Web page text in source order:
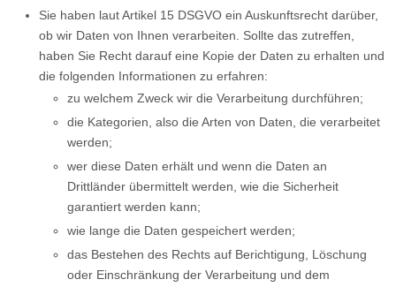
Sie haben laut Artikel 15 DSGVO ein Auskunftsrecht darüber,
ob wir Daten von Ihnen verarbeiten. Sollte das zutreffen,
haben Sie Recht darauf eine Kopie der Daten zu erhalten und
die folgenden Informationen zu erfahren:
zu welchem Zweck wir die Verarbeitung durchführen;
die Kategorien, also die Arten von Daten, die verarbeitet
werden;
wer diese Daten erhält und wenn die Daten an
Drittländer übermittelt werden, wie die Sicherheit
garantiert werden kann;
wie lange die Daten gespeichert werden;
das Bestehen des Rechts auf Berichtigung, Löschung
oder Einschränkung der Verarbeitung und dem